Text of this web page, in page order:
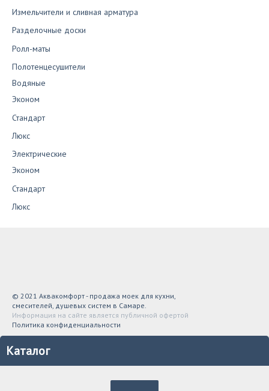
Измельчители и сливная арматура
Разделочные доски
Ролл-маты
Полотенцесушители
Водяные
Эконом
Стандарт
Люкс
Электрические
Эконом
Стандарт
Люкс
© 2021 Аквакомфорт - продажа моек для кухни,
смесителей, душевых систем в Самаре.
Информация на сайте является публичной офертой
Политика конфиденциальности
Каталог